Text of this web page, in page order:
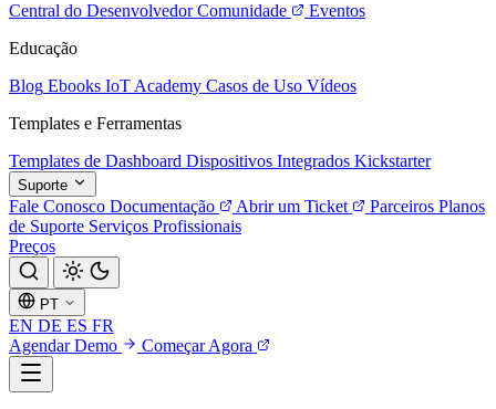
Central do Desenvolvedor Comunidade
Eventos
Educação
Blog Ebooks IoT Academy Casos de Uso Vídeos
Templates e Ferramentas
Templates de Dashboard Dispositivos Integrados Kickstarter
Suporte
Fale Conosco Documentação Abrir um Ticket Parceiros Planos
de Suporte Serviços Profissionais
Preços
PT
EN DE ES FR
Agendar Demo
Começar Agora